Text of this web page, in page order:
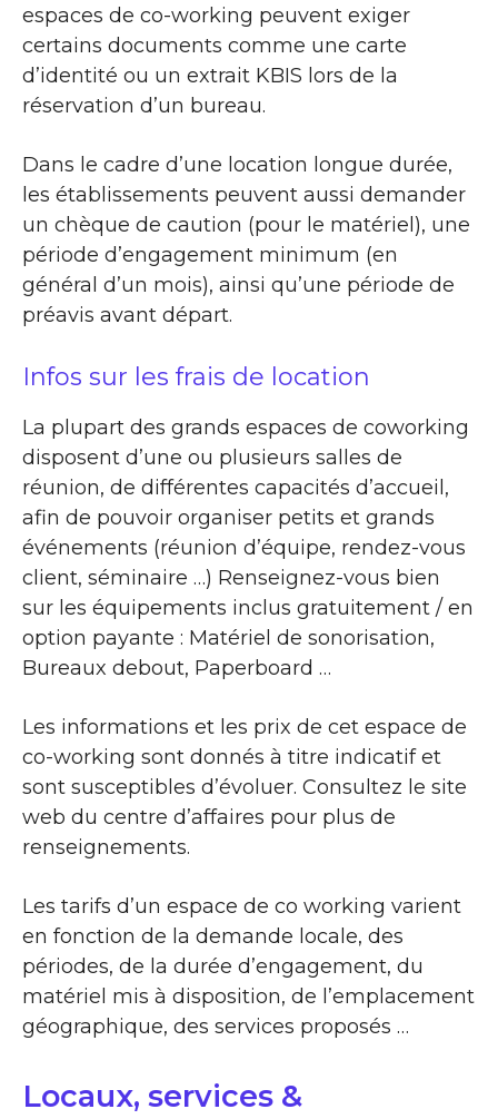
espaces de co-working peuvent exiger
certains documents comme une carte
d’identité ou un extrait KBIS lors de la
réservation d’un bureau.
Dans le cadre d’une location longue durée,
les établissements peuvent aussi demander
un chèque de caution (pour le matériel), une
période d’engagement minimum (en
général d’un mois), ainsi qu’une période de
préavis avant départ.
Infos sur les frais de location
La plupart des grands espaces de coworking
disposent d’une ou plusieurs salles de
réunion, de différentes capacités d’accueil,
afin de pouvoir organiser petits et grands
événements (réunion d’équipe, rendez-vous
client, séminaire …) Renseignez-vous bien
sur les équipements inclus gratuitement / en
option payante : Matériel de sonorisation,
Bureaux debout, Paperboard …
Les informations et les prix de cet espace de
co-working sont donnés à titre indicatif et
sont susceptibles d’évoluer. Consultez le site
web du centre d’affaires pour plus de
renseignements.
Les tarifs d’un espace de co working varient
en fonction de la demande locale, des
périodes, de la durée d’engagement, du
matériel mis à disposition, de l’emplacement
géographique, des services proposés …
Locaux, services &